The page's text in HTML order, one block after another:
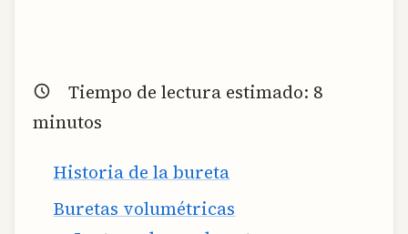
Tiempo de lectura estimado: 8
minutos
Historia de la bureta
Buretas volumétricas